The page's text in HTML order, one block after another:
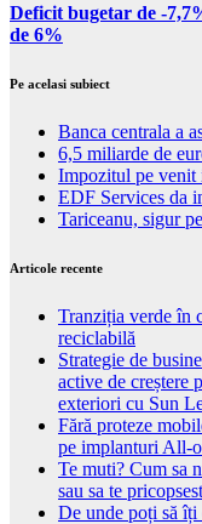
Deficit bugetar de -
de 6%
Pe acelasi subiect
Banca centrala a
6,5 miliarde de
Impozitul pe venit
EDF Services da
Tariceanu, sigur
Articole recente
Tranziția verde în
reciclabilă
Strategie de
active de creștere
exteriori cu Sun
Fără proteze
pe implanturi All-
Te muti? Cum sa
sau sa te
De unde poți să îți